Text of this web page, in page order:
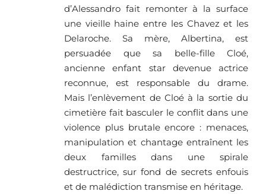
d’Alessandro fait remonter à la surface
une vieille haine entre les Chavez et les
Delaroche. Sa mère, Albertina, est
persuadée que sa belle-fille Cloé,
ancienne enfant star devenue actrice
reconnue, est responsable du drame.
Mais l’enlèvement de Cloé à la sortie du
cimetière fait basculer le conflit dans une
violence plus brutale encore : menaces,
manipulation et chantage entraînent les
deux familles dans une spirale
destructrice, sur fond de secrets enfouis
et de malédiction transmise en héritage.